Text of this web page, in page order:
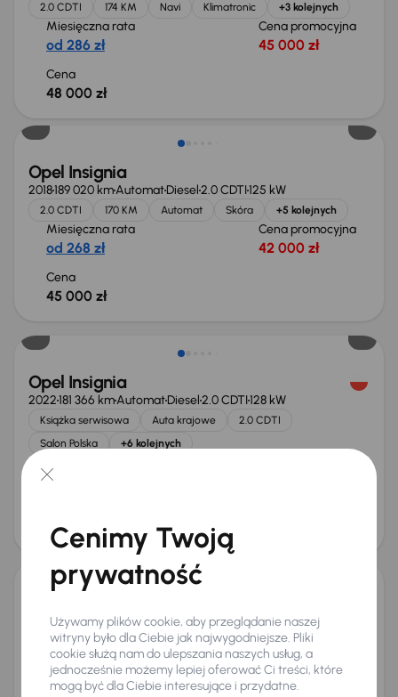
2.0 CDTI 174 KM Navi Klimatronic +3 kolejnych
Miesięczna rata
od 286 zł
Cena promocyjna
45 000 zł
Cena
48 000 zł
Opel Insignia
2018189 020 kmAutomatDiesel2.0 CDTI125 kW
2.0 CDTI 170 KM Automat Skóra +5 kolejnych
Miesięczna rata
od 268 zł
Cena promocyjna
42 000 zł
Cena
45 000 zł
Opel Insignia
2022181 366 kmAutomatDiesel2.0 CDTI128 kW
Książka serwisowa Auta krajowe
2.0 CDTI
Salon Polska
+6 kolejnych
od 298 zł
50 000 zł
Taniej o 1 000 zł
201762 550 kmDiesel2.0 CDTI125 kW
Auta krajowe 2.0 CDTI Salon Polska
170 KM
+8 kolejnych
Miesięczna rata Cena promocyjna
Cenimy Twoją
prywatność
Używamy plików cookie, aby przeglądanie naszej
witryny było dla Ciebie jak najwygodniejsze. Pliki
cookie służą nam do ulepszania naszych usług, a
jednocześnie możemy lepiej oferować Ci treści, które
mogą być dla Ciebie interesujące i przydatne.